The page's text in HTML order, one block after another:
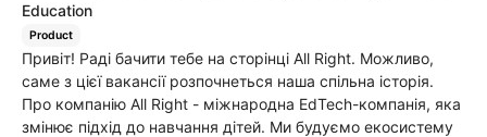
Education
Product
Привіт! Раді бачити тебе на сторінці All Right. Можливо,
саме з цієї вакансії розпочнеться наша спільна історія.
Про компанію All Right - міжнародна EdTech-компанія, яка
змінює підхід до навчання дітей. Ми будуємо екосистему